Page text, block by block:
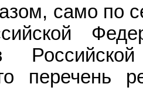
само по
перечень